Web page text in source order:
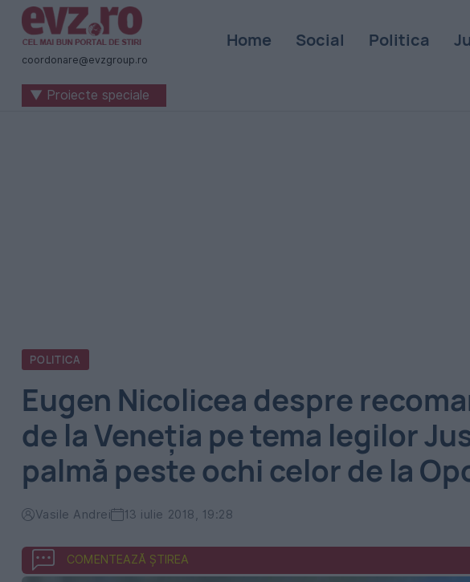
Știri
naționale
internaționale
coordonare@evzgroup.ro
Home Social Politica
▼ Proiecte speciale
POLITICA
Eugen Nicolicea despre
de la Veneţia pe tema legilor
palmă peste ochi celor de la
Vasile Andrei 13 iulie 2018, 19:28
COMENTEAZĂ ȘTIREA